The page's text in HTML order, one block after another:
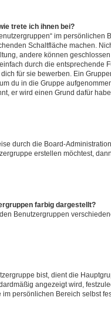
trete ich ihnen bei?
im persönlichen
Schaltfläche machen.
andere können
durch die entsprechende
für sie bewerben. Ein
du in die Gruppe
er wird einen Grund dafür
durch die Board-
erstellen möchtest,
farbig dargestellt?
Benutzergruppen
bist, dient die
angezeigt wird,
persönlichen Bereich selbst